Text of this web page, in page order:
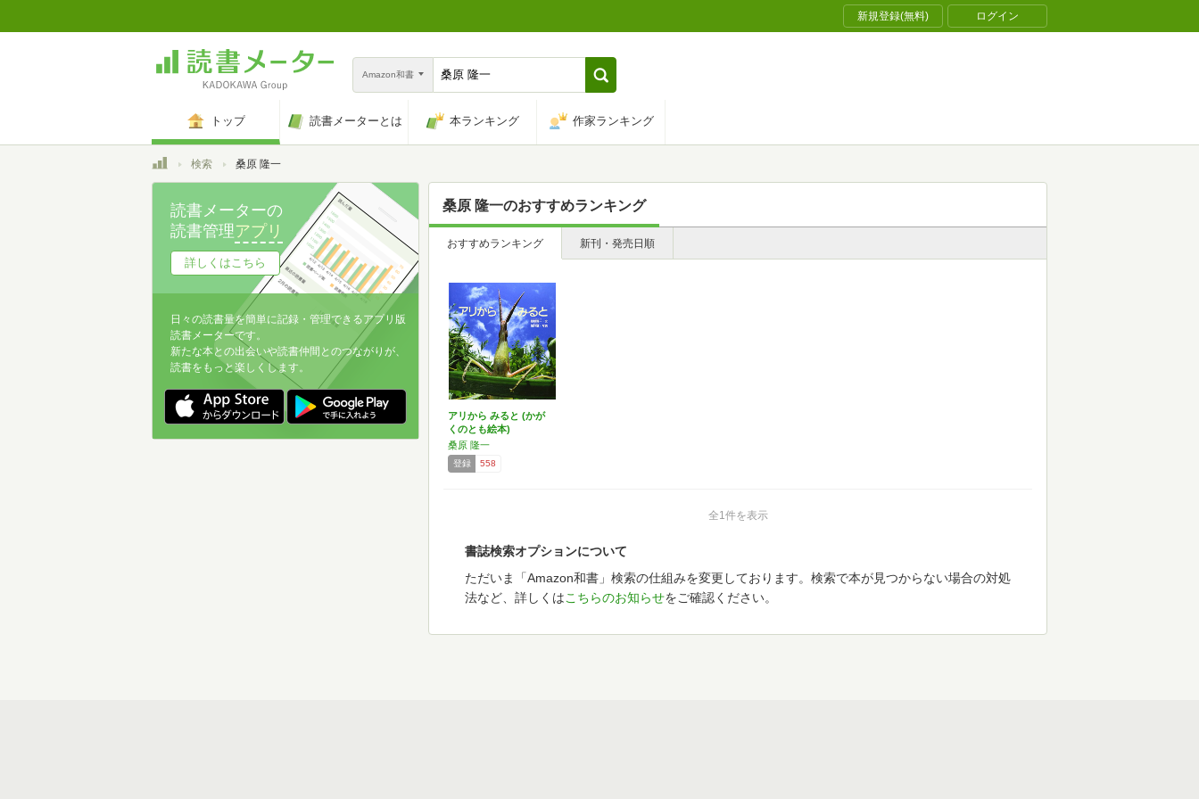
新規登録(無料) ログイン
Amazon和書
トップ 読書メーターとは 本ランキング 作家ランキング
トップ検索 桑原 隆一
桑原 隆一のおすすめランキング
おすすめランキング 新刊・発売日順
アリから みると (かが
くのとも絵本)
桑原 隆一
登録 558
全1件を表示
書誌検索オプションについて
ただいま「Amazon和書」検索の仕組みを変更しております。検索で本が見つからない場合の対処
法など、詳しくはこちらのお知らせをご確認ください。
読書メーターの
読書管理アプリ
詳しくはこちら
日々の読書量を簡単に記録・管理できるアプリ版
読書メーターです。
新たな本との出会いや読書仲間とのつながりが、
読書をもっと楽しくします。